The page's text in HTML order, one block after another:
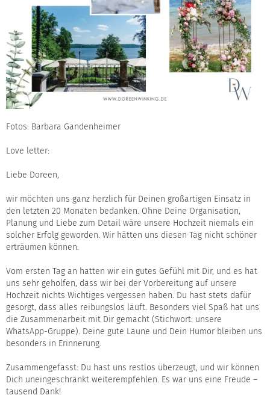
Fotos: Barbara Gandenheimer
Love letter:
Liebe Doreen,
wir möchten uns ganz herzlich für Deinen großartigen Einsatz in
den letzten 20 Monaten bedanken. Ohne Deine Organisation,
Planung und Liebe zum Detail wäre unsere Hochzeit niemals ein
solcher Erfolg geworden. Wir hätten uns diesen Tag nicht schöner
erträumen können.
Vom ersten Tag an hatten wir ein gutes Gefühl mit Dir, und es hat
uns sehr geholfen, dass wir bei der Vorbereitung auf unsere
Hochzeit nichts Wichtiges vergessen haben. Du hast stets dafür
gesorgt, dass alles reibungslos läuft. Besonders viel Spaß hat uns
die Zusammenarbeit mit Dir gemacht (Stichwort: unsere
WhatsApp-Gruppe). Deine gute Laune und Dein Humor bleiben uns
besonders in Erinnerung.
Zusammengefasst: Du hast uns restlos überzeugt, und wir können
Dich uneingeschränkt weiterempfehlen. Es war uns eine Freude –
tausend Dank!